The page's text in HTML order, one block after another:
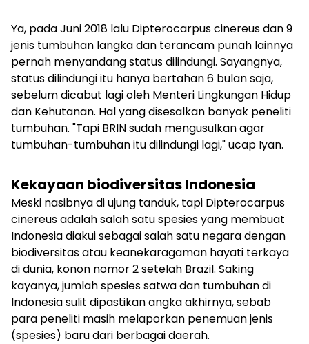
Ya, pada Juni 2018 lalu Dipterocarpus cinereusdan 9
jenis tumbuhan langka dan terancam punah lainnya
pernah menyandang status dilindungi. Sayangnya,
status dilindungi itu hanya bertahan 6 bulan saja,
sebelum dicabut lagi oleh Menteri Lingkungan Hidup
dan Kehutanan. Hal yang disesalkan banyak peneliti
tumbuhan. "Tapi BRIN sudah mengusulkan agar
tumbuhan-tumbuhan itu dilindungi lagi," ucap Iyan.
Kekayaan biodiversitas Indonesia
Meski nasibnya di ujung tanduk, tapi Dipterocarpus
cinereusadalah salah satu spesies yang membuat
Indonesia diakui sebagai salah satu negara dengan
biodiversitas atau keanekaragaman hayati terkaya
di dunia, konon nomor 2 setelah Brazil. Saking
kayanya, jumlah spesies satwa dan tumbuhan di
Indonesia sulit dipastikan angka akhirnya, sebab
para peneliti masih melaporkan penemuan jenis
(spesies) baru dari berbagai daerah.